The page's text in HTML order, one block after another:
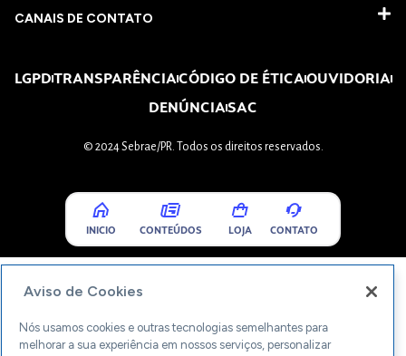
CANAIS DE CONTATO
LGPDTRANSPARÊNCIACÓDIGO DE ÉTICAOUVIDORIA
DENÚNCIASAC
© 2024 Sebrae/PR. Todos os direitos reservados.
INICIO CONTEÚDOS LOJA CONTATO
Aviso de Cookies
Nós usamos cookies e outras tecnologias semelhantes para
melhorar a sua experiência em nossos serviços, personalizar